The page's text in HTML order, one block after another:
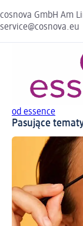
cosnova GmbH Am
service@cosnova.eu
od essence
Pasujące